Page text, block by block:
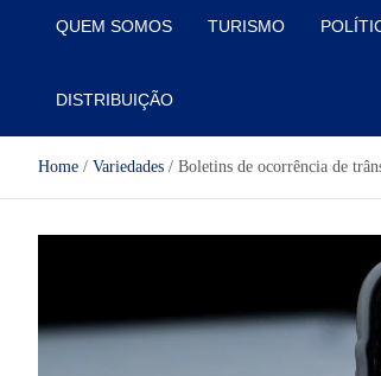
QUEM SOMOS TURISMO
DISTRIBUIÇÃO
Home Variedades Boletins de ocorrência de